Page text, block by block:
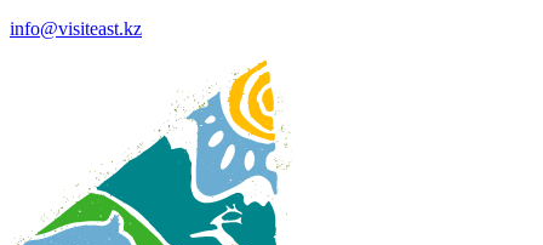
info@visiteast.kz